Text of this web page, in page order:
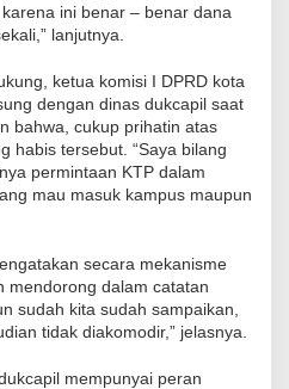
ini benar – benar dana
lanjutnya.
ketua komisi I DPRD kota
dengan dinas dukcapil saat
bahwa, cukup prihatin atas
habis tersebut. “Saya bilang
permintaan KTP dalam
mau masuk kampus maupun
secara mekanisme
mendorong dalam catatan
sudah kita sudah sampaikan,
tidak diakomodir,” jelasnya.
mempunyai peran